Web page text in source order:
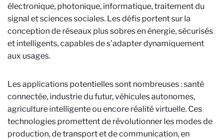
électronique, photonique, informatique, traitement du
signal et sciences sociales. Les défis portent sur la
conception de réseaux plus sobres en énergie, sécurisés
et intelligents, capables de s’adapter dynamiquement
aux usages.
Les applications potentielles sont nombreuses : santé
connectée, industrie du futur, véhicules autonomes,
agriculture intelligente ou encore réalité virtuelle. Ces
technologies promettent de révolutionner les modes de
production, de transport et de communication, en